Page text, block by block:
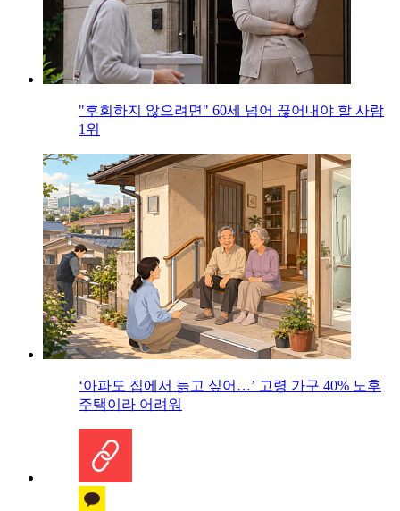
"후회하지 않으려면" 60세 넘어 끊어내야 할 사람
1위
‘아파도 집에서 늙고 싶어…’ 고령 가구 40% 노후
주택이라 어려워